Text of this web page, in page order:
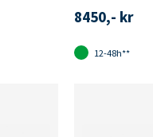
8450,- kr
12-48h**